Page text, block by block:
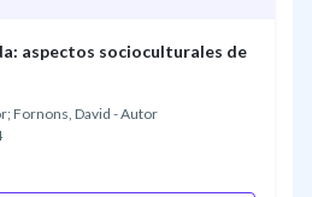
aspectos socioculturales de
Fornons, David - Autor